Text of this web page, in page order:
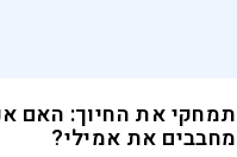
תמחקי את החיוך: האם
מחבבים את אמילי?